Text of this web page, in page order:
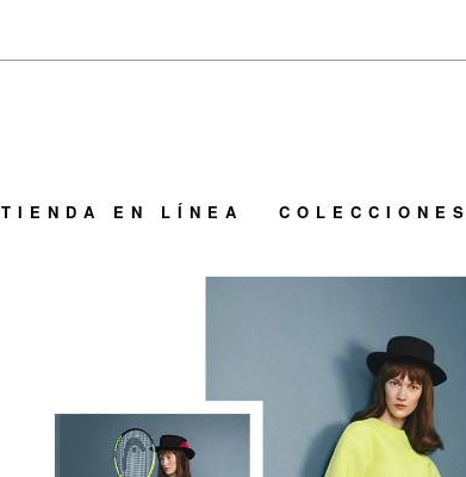
TIENDA EN LÍNEA COLECCIONES